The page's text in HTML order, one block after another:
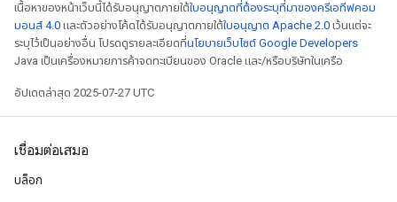
เนื้อหาของหน้าเว็บนี้ได้รับอนุญาตภายใต้ใบอนุญาตที่ต้องระบุที่มาของครีเอทีฟคอม
มอนส์ 4.0 และตัวอย่างโค้ดได้รับอนุญาตภายใต้ใบอนุญาต Apache 2.0 เว้นแต่จะ
ระบุไว้เป็นอย่างอื่น โปรดดูรายละเอียดที่นโยบายเว็บไซต์ Google Developers
Java เป็นเครื่องหมายการค้าจดทะเบียนของ Oracle และ/หรือบริษัทในเครือ
อัปเดตล่าสุด 2025-07-27 UTC
เชื่อมต่อเสมอ
บล็อก